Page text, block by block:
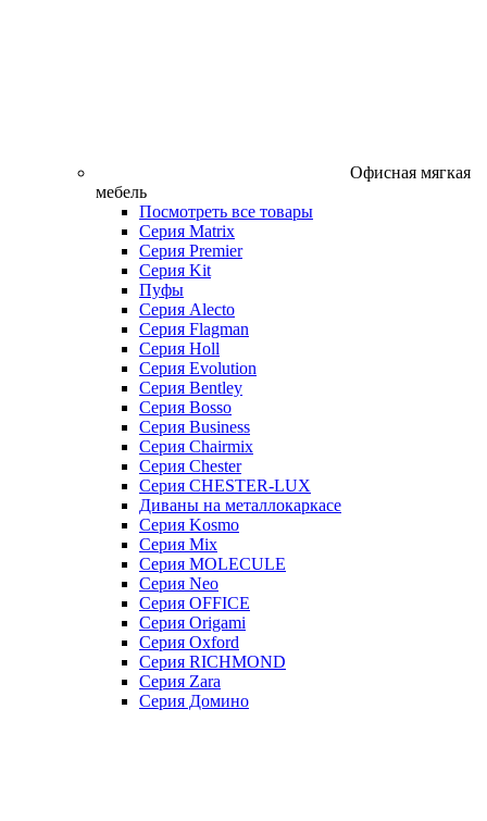
Офисная мягкая
мебель
Посмотреть все товары
Серия Matrix
Серия Premier
Серия Kit
Пуфы
Серия Alecto
Серия Flagman
Серия Holl
Серия Evolution
Серия Bentley
Серия Bosso
Серия Business
Серия Chairmix
Серия Chester
Серия CHESTER-LUX
Диваны на металлокаркасе
Серия Kosmo
Серия Mix
Серия MOLECULE
Серия Neo
Серия OFFICE
Серия Origami
Серия Oxford
Серия RICHMOND
Серия Zara
Серия Домино